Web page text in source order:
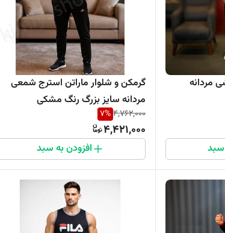
مردانه
سبد
گرمکن و شلوار ماراتن استرج شمعی
مردانه سایز بزرگ رنگ مشکی
4,762,000
7%
4,421,000
افزودن به سبد